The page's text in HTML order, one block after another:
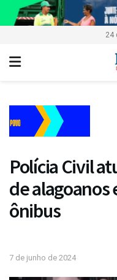
24
Polícia Civil
de alagoanos
ônibus
7 de junho de 2024